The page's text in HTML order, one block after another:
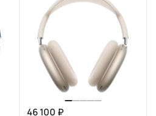
46 100 ₽